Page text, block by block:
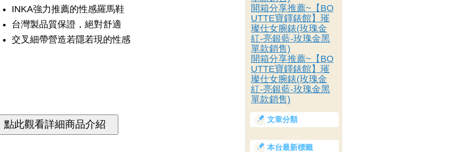
INKA強力推薦的性感羅馬鞋
台灣製品質保證，絕對舒適
交叉細帶營造若隱若現的性感
開箱分享推薦~【BO
UTTE寶鐸錶館】璀
璨仕女腕錶(玫瑰金
紅-亮銀藍-玫瑰金黑
單款銷售)
開箱分享推薦~【BO
UTTE寶鐸錶館】璀
璨仕女腕錶(玫瑰金
紅-亮銀藍-玫瑰金黑
單款銷售)
文章分類
本台最新標籤